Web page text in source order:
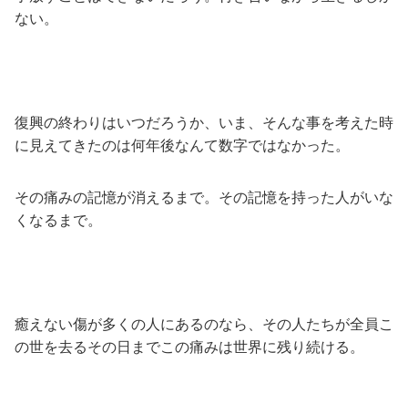
ない。
復興の終わりはいつだろうか、いま、そんな事を考えた時
に見えてきたのは何年後なんて数字ではなかった。
その痛みの記憶が消えるまで。その記憶を持った人がいな
くなるまで。
癒えない傷が多くの人にあるのなら、その人たちが全員こ
の世を去るその日までこの痛みは世界に残り続ける。